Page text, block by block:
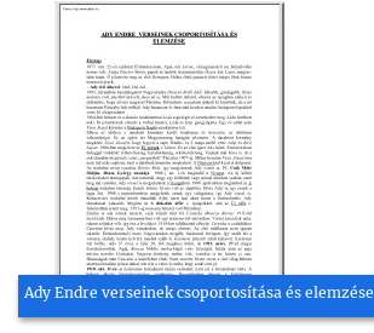
Ady Endre verseinek csoportosítása és elemzése